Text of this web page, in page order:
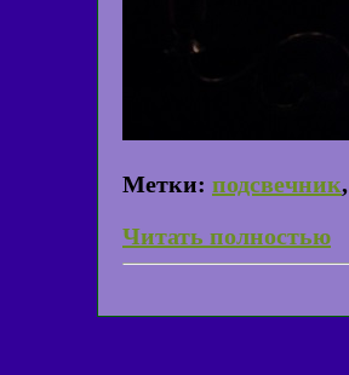
Метки: подсвечник,
Читать полностью